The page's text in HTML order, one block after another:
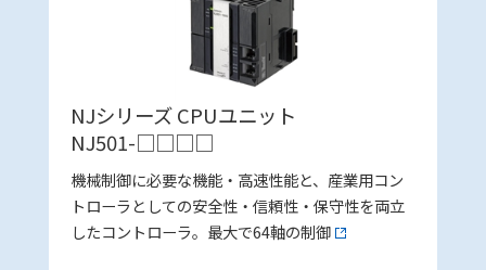
NJシリーズ CPUユニット
NJ501-□□□□
機械制御に必要な機能・高速性能と、産業用コン
トローラとしての安全性・信頼性・保守性を両立
したコントローラ。最大で64軸の制御